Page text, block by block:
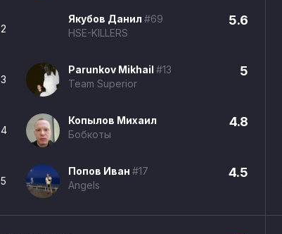
2
Якубов Данил#69
HSE-KILLERS
5.6
3
Parunkov Mikhail#13
Team Superior
5
4
Копылов Михаил
Бобкоты
4.8
5
Попов Иван#17
Angels
4.5